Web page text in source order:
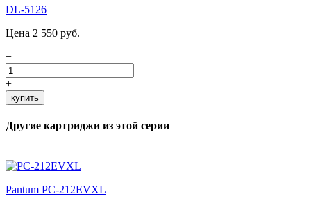
DL-5126
Цена 2 550 руб.
−
+
купить
Другие картриджи из этой серии
Pantum PC-212EVXL